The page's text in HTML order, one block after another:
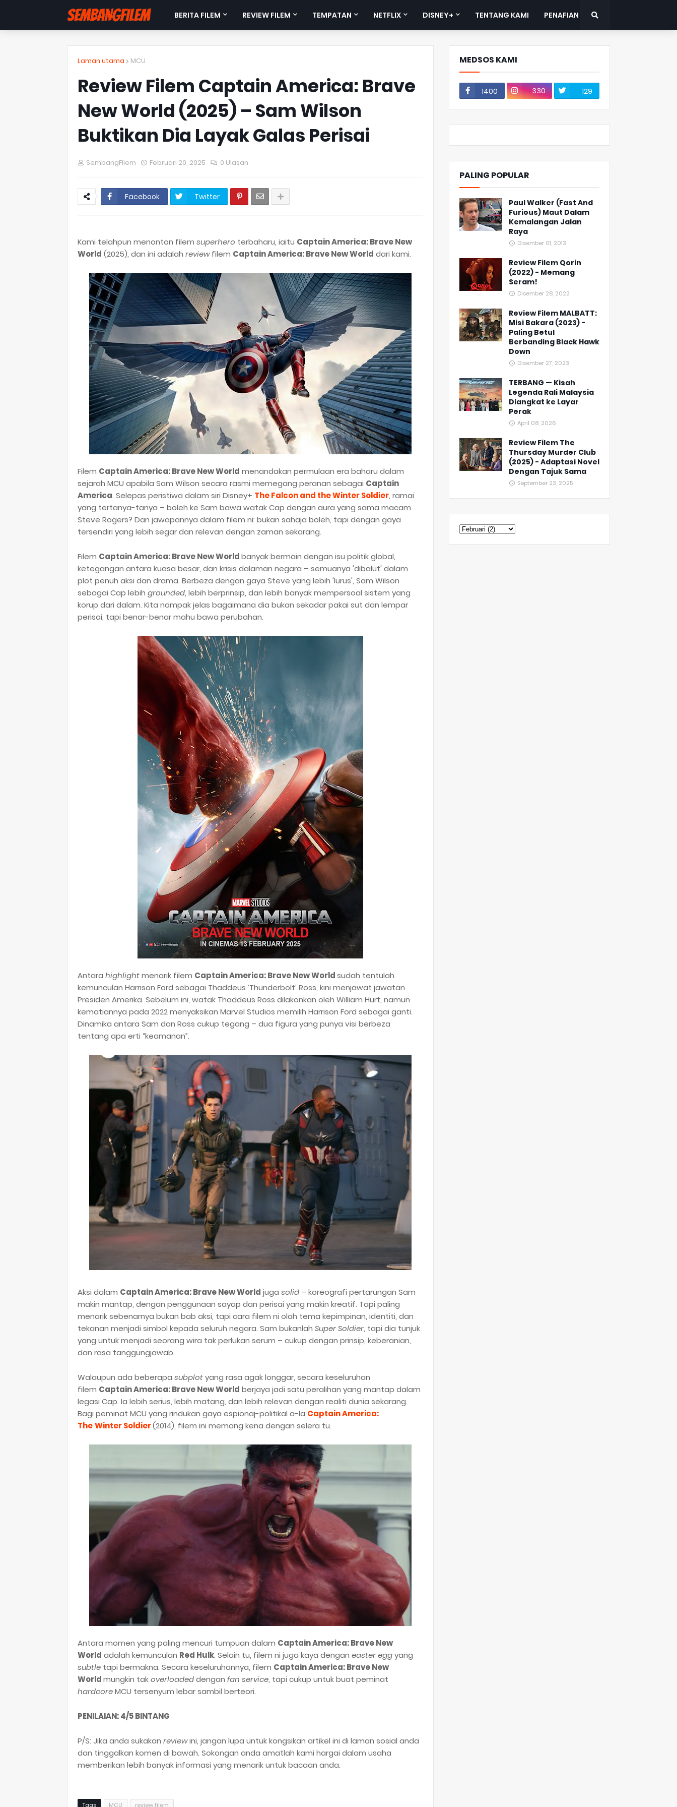
BERITA FILEM REVIEW FILEM TEMPATAN NETFLIX DISNEY+ TENTANG KAMI PENAFIAN
Laman utama MCU
Review Filem Captain America: Brave
New World (2025) – Sam Wilson
Buktikan Dia Layak Galas Perisai
SembangFilem Februari 20, 2025 0 Ulasan
Facebook Twitter
Kami telahpun menonton filem superhero terbaharu, iaitu Captain America: Brave New
World (2025), dan ini adalah reviewfilem Captain America: Brave New World dari kami.
Filem Captain America: Brave New World menandakan permulaan era baharu dalam
sejarah MCU apabila Sam Wilson secara rasmi memegang peranan sebagai Captain
America. Selepas peristiwa dalam siri Disney+ The Falcon and the Winter Soldier, ramai
yang tertanya-tanya – boleh ke Sam bawa watak Cap dengan aura yang sama macam
Steve Rogers? Dan jawapannya dalam filem ni: bukan sahaja boleh, tapi dengan gaya
tersendiri yang lebih segar dan relevan dengan zaman sekarang.
Filem Captain America: Brave New Worldbanyak bermain dengan isu politik global,
ketegangan antara kuasa besar, dan krisis dalaman negara – semuanya 'dibalut' dalam
plot penuh aksi dan drama. Berbeza dengan gaya Steve yang lebih 'lurus', Sam Wilson
sebagai Cap lebih grounded, lebih berprinsip, dan lebih banyak mempersoal sistem yang
korup dari dalam. Kita nampak jelas bagaimana dia bukan sekadar pakai sut dan lempar
perisai, tapi benar-benar mahu bawa perubahan.
Antara highlightmenarik filem Captain America: Brave New Worldsudah tentulah
kemunculan Harrison Ford sebagai Thaddeus ‘Thunderbolt’ Ross, kini menjawat jawatan
Presiden Amerika. Sebelum ini, watak Thaddeus Ross dilakonkan oleh William Hurt, namun
kematiannya pada 2022 menyaksikan Marvel Studios memilih Harrison Ford sebagai ganti.
Dinamika antara Sam dan Ross cukup tegang – dua figura yang punya visi berbeza
tentang apa erti “keamanan”.
Aksi dalam Captain America: Brave New World juga solid – koreografi pertarungan Sam
makin mantap, dengan penggunaan sayap dan perisai yang makin kreatif. Tapi paling
menarik sebenarnya bukan bab aksi, tapi cara filem ni olah tema kepimpinan, identiti, dan
tekanan menjadi simbol kepada seluruh negara. Sam bukanlah Super Soldier, tapi dia tunjuk
yang untuk menjadi seorang wira tak perlukan serum – cukup dengan prinsip, keberanian,
dan rasa tanggungjawab.
Walaupun ada beberapa subplotyang rasa agak longgar, secara keseluruhan
filem Captain America: Brave New World berjaya jadi satu peralihan yang mantap dalam
legasi Cap. Ia lebih serius, lebih matang, dan lebih relevan dengan realiti dunia sekarang.
Bagi peminat MCU yang rindukan gaya espionaj-politikal a-la Captain America:
TheWinter Soldier(2014), filem ini memang kena dengan selera tu.
Antara momen yang paling mencuri tumpuan dalam Captain America: Brave New
World adalah kemunculan Red Hulk. Selain tu, filem ni juga kaya dengan easter eggyang
subtle tapi bermakna. Secara keseluruhannya, filem Captain America: Brave New
Worldmungkin takoverloadeddengan fan service, tapi cukup untuk buat peminat
hardcoreMCU tersenyum lebar sambil berteori.
PENILAIAN: 4/5 BINTANG
P/S: Jika anda sukakan reviewini, jangan lupa untuk kongsikan artikel ini di laman sosial anda
dan tinggalkan komen di bawah. Sokongan anda amatlah kami hargai dalam usaha
memberikan lebih banyak informasi yang menarik untuk bacaan anda.
Tags MCU review filem
MEDSOS KAMI
1400 330 129
PALING POPULAR
Paul Walker (Fast And
Furious) Maut Dalam
Kemalangan Jalan
Raya
Disember 01, 2013
Review Filem Qorin
(2022) - Memang
Seram!
Disember 28, 2022
Review Filem MALBATT:
Misi Bakara (2023) -
Paling Betul
Berbanding Black Hawk
Down
Disember 27, 2023
TERBANG — Kisah
Legenda Rali Malaysia
Diangkat ke Layar
Perak
April 08, 2026
Review Filem The
Thursday Murder Club
(2025) - Adaptasi Novel
Dengan Tajuk Sama
September 23, 2025